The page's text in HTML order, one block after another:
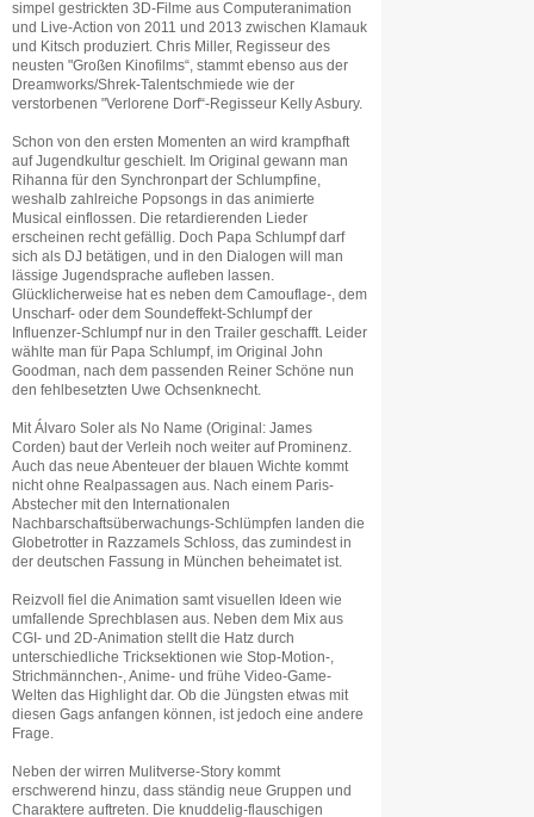
simpel gestrickten 3D-Filme aus Computeranimation
und Live-Action von 2011 und 2013 zwischen Klamauk
und Kitsch produziert. Chris Miller, Regisseur des
neusten "Großen Kinofilms“, stammt ebenso aus der
Dreamworks/Shrek-Talentschmiede wie der
verstorbenen "Verlorene Dorf“-Regisseur Kelly Asbury.
Schon von den ersten Momenten an wird krampfhaft
auf Jugendkultur geschielt. Im Original gewann man
Rihanna für den Synchronpart der Schlumpfine,
weshalb zahlreiche Popsongs in das animierte
Musical einflossen. Die retardierenden Lieder
erscheinen recht gefällig. Doch Papa Schlumpf darf
sich als DJ betätigen, und in den Dialogen will man
lässige Jugendsprache aufleben lassen.
Glücklicherweise hat es neben dem Camouflage-, dem
Unscharf- oder dem Soundeffekt-Schlumpf der
Influenzer-Schlumpf nur in den Trailer geschafft. Leider
wählte man für Papa Schlumpf, im Original John
Goodman, nach dem passenden Reiner Schöne nun
den fehlbesetzten Uwe Ochsenknecht.
Mit Álvaro Soler als No Name (Original: James
Corden) baut der Verleih noch weiter auf Prominenz.
Auch das neue Abenteuer der blauen Wichte kommt
nicht ohne Realpassagen aus. Nach einem Paris-
Abstecher mit den Internationalen
Nachbarschaftsüberwachungs-Schlümpfen landen die
Globetrotter in Razzamels Schloss, das zumindest in
der deutschen Fassung in München beheimatet ist.
Reizvoll fiel die Animation samt visuellen Ideen wie
umfallende Sprechblasen aus. Neben dem Mix aus
CGI- und 2D-Animation stellt die Hatz durch
unterschiedliche Tricksektionen wie Stop-Motion-,
Strichmännchen-, Anime- und frühe Video-Game-
Welten das Highlight dar. Ob die Jüngsten etwas mit
diesen Gags anfangen können, ist jedoch eine andere
Frage.
Neben der wirren Mulitverse-Story kommt
erschwerend hinzu, dass ständig neue Gruppen und
Charaktere auftreten. Die knuddelig-flauschigen